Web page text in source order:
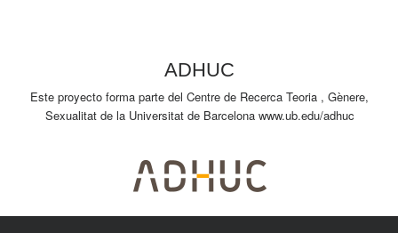
ADHUC
Este proyecto forma parte del Centre de Recerca Teoria , Gènere,
Sexualitat de la Universitat de Barcelona www.ub.edu/adhuc